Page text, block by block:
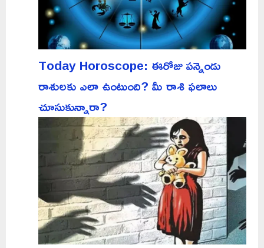
Today Horoscope: ఈరోజు పన్నెండు
రాశులకు ఎలా ఉంటుంది? మీ రాశి ఫలాలు
చూసుకున్నారా?